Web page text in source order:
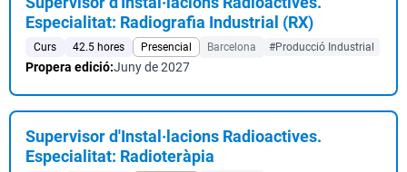
Especialitat: Radiografia Industrial (RX)
Curs 42.5 hores Presencial Barcelona #Producció Industrial
Propera edició:Juny de 2027
Supervisor d'Instal·lacions Radioactives.
Especialitat: Radioteràpia